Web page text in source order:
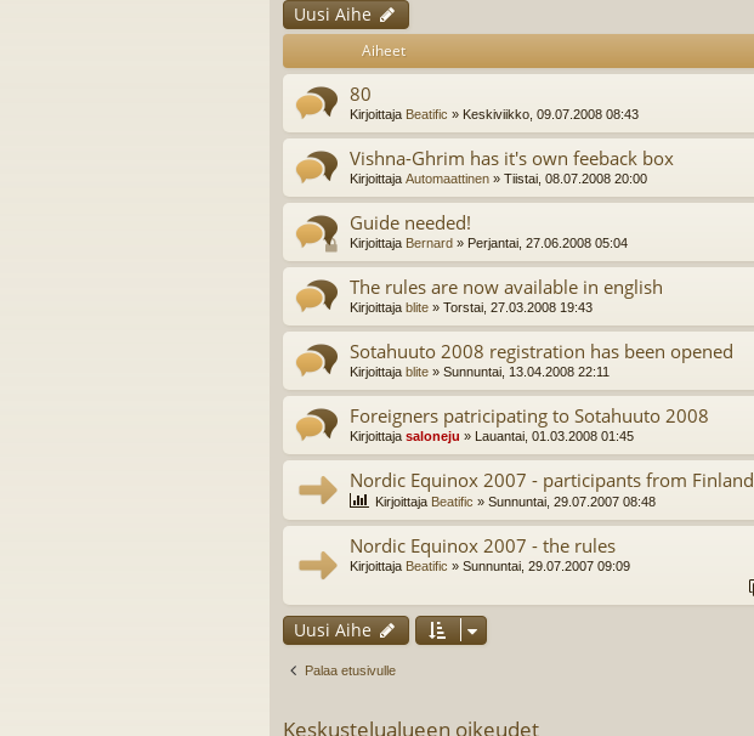
Uusi Aihe
Aiheet
80
Kirjoittaja Beatific » Keskiviikko, 09.07.2008 08:43
Vishna-Ghrim has it's own feeback box
Kirjoittaja Automaattinen » Tiistai, 08.07.2008 20:00
Guide needed!
Kirjoittaja Bernard » Perjantai, 27.06.2008 05:04
The rules are now available in english
Kirjoittaja blite » Torstai, 27.03.2008 19:43
Sotahuuto 2008 registration has been opened
Kirjoittaja blite » Sunnuntai, 13.04.2008 22:11
Foreigners patricipating to Sotahuuto 2008
Kirjoittaja saloneju » Lauantai, 01.03.2008 01:45
Nordic Equinox 2007 - participants from Finland
Kirjoittaja Beatific » Sunnuntai, 29.07.2007 08:48
Nordic Equinox 2007 - the rules
Kirjoittaja Beatific » Sunnuntai, 29.07.2007 09:09
Uusi Aihe
Palaa etusivulle
Keskustelualueen oikeudet